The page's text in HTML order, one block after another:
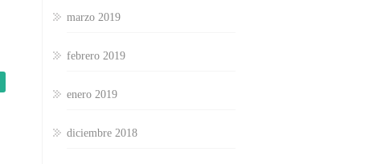
marzo 2019
febrero 2019
enero 2019
diciembre 2018